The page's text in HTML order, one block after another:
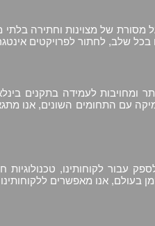
של מצוינות וחתירה
בכל שלב, לחתור לפרויקטים
ביותר ומחויבות לעמידה
עם התחומים השונים, אנו
עבור לקוחותינו,
אנו מאפשרים